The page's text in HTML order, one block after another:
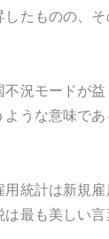
したものの、
不況モードが
ような意味で
用統計は新規
最も美しい